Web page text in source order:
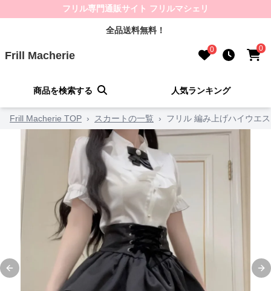
フリル専門通販サイト フリルマシェリ
全品送料無料！
Frill Macherie 0 0
商品を検索する 人気ランキング
Frill Macherie TOP › スカートの一覧 › フリル 編み上げハイウエ
Previous slide